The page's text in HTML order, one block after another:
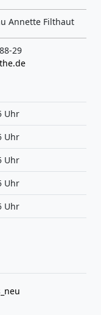
Annette Filthaut
29
Uhr
Uhr
Uhr
Uhr
Uhr